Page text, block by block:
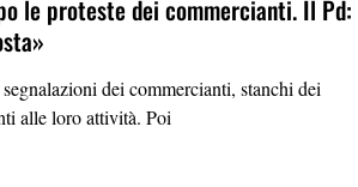
le proteste dei commercianti. Il Pd:
dei commercianti, stanchi dei
alle loro attività. Poi